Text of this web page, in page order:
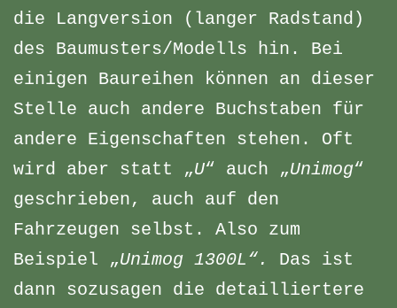
die Langversion (langer Radstand)
des Baumusters/Modells hin. Bei
einigen Baureihen können an dieser
Stelle auch andere Buchstaben für
andere Eigenschaften stehen. Oft
wird aber statt „U“ auch „Unimog“
geschrieben, auch auf den
Fahrzeugen selbst. Also zum
Beispiel „Unimog 1300L“. Das ist
dann sozusagen die detailliertere